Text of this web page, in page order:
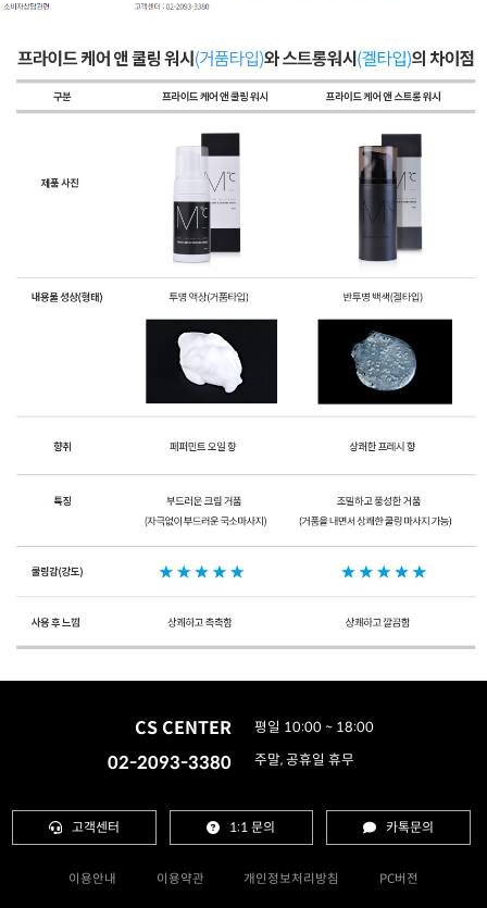
CS CENTER
02-2093-3380
평일 10:00 ~ 18:00
주말, 공휴일 휴무
고객센터 1:1 문의 카톡문의
이용안내 이용약관 개인정보처리방침 PC버전